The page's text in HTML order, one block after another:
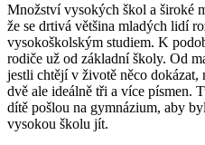
Množství vysokých škol a široké
že se drtivá většina mladých lidí
vysokoškolským studiem. K
rodiče už od základní školy. Od
jestli chtějí v životě něco
dvě ale ideálně tři a více písmen.
dítě pošlou na gymnázium, aby
vysokou školu jít.